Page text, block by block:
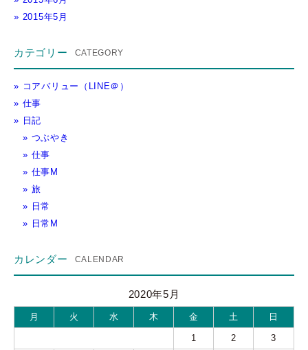
2015年5月
カテゴリー
コアバリュー（LINE＠）
仕事
日記
つぶやき
仕事
仕事M
旅
日常
日常M
カレンダー
2020年5月
月 火 水 木 金 土 日
1 2 3